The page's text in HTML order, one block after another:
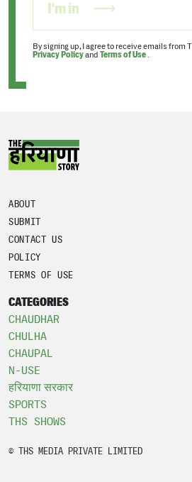
I'm in
By signing up, I agree to receive emails from
Privacy Policyand Terms of Use .
ABOUT
SUBMIT
CONTACT US
POLICY
TERMS OF USE
CATEGORIES
CHAUDHAR
CHULHA
CHAUPAL
N-USE
हरियाणा सरकार
SPORTS
THS SHOWS
© THS MEDIA PRIVATE LIMITED